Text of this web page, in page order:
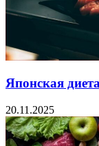
Японская
20.11.2025